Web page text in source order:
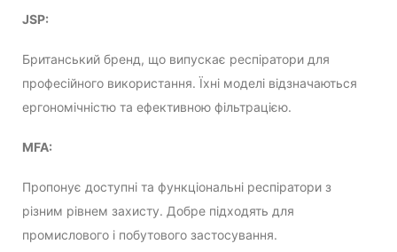
JSP:
Британський бренд, що випускає респіратори для
професійного використання. Їхні моделі відзначаються
ергономічністю та ефективною фільтрацією.
MFA:
Пропонує доступні та функціональні респіратори з
різним рівнем захисту. Добре підходять для
промислового і побутового застосування.